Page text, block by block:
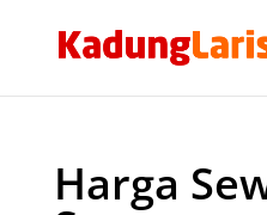
Harga